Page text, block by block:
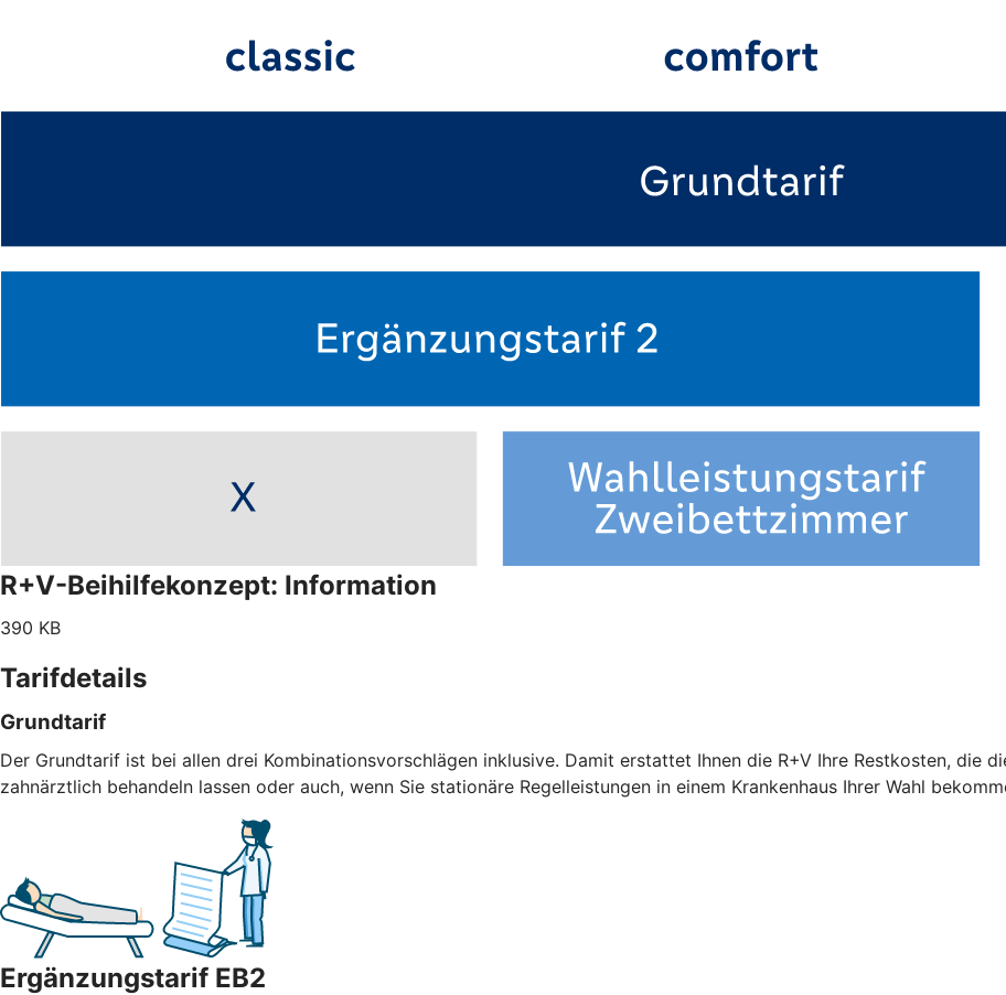
R+V-Beihilfekonzept: Information
390 KB
Tarifdetails
Grundtarif
Der Grundtarif ist bei allen drei Kombinationsvorschlägen inklusive. Damit erstattet Ihnen die R+V Ihre Restkosten, die
zahnärztlich behandeln lassen oder auch, wenn Sie stationäre Regelleistungen in einem Krankenhaus Ihrer Wahl
Ergänzungstarif EB2